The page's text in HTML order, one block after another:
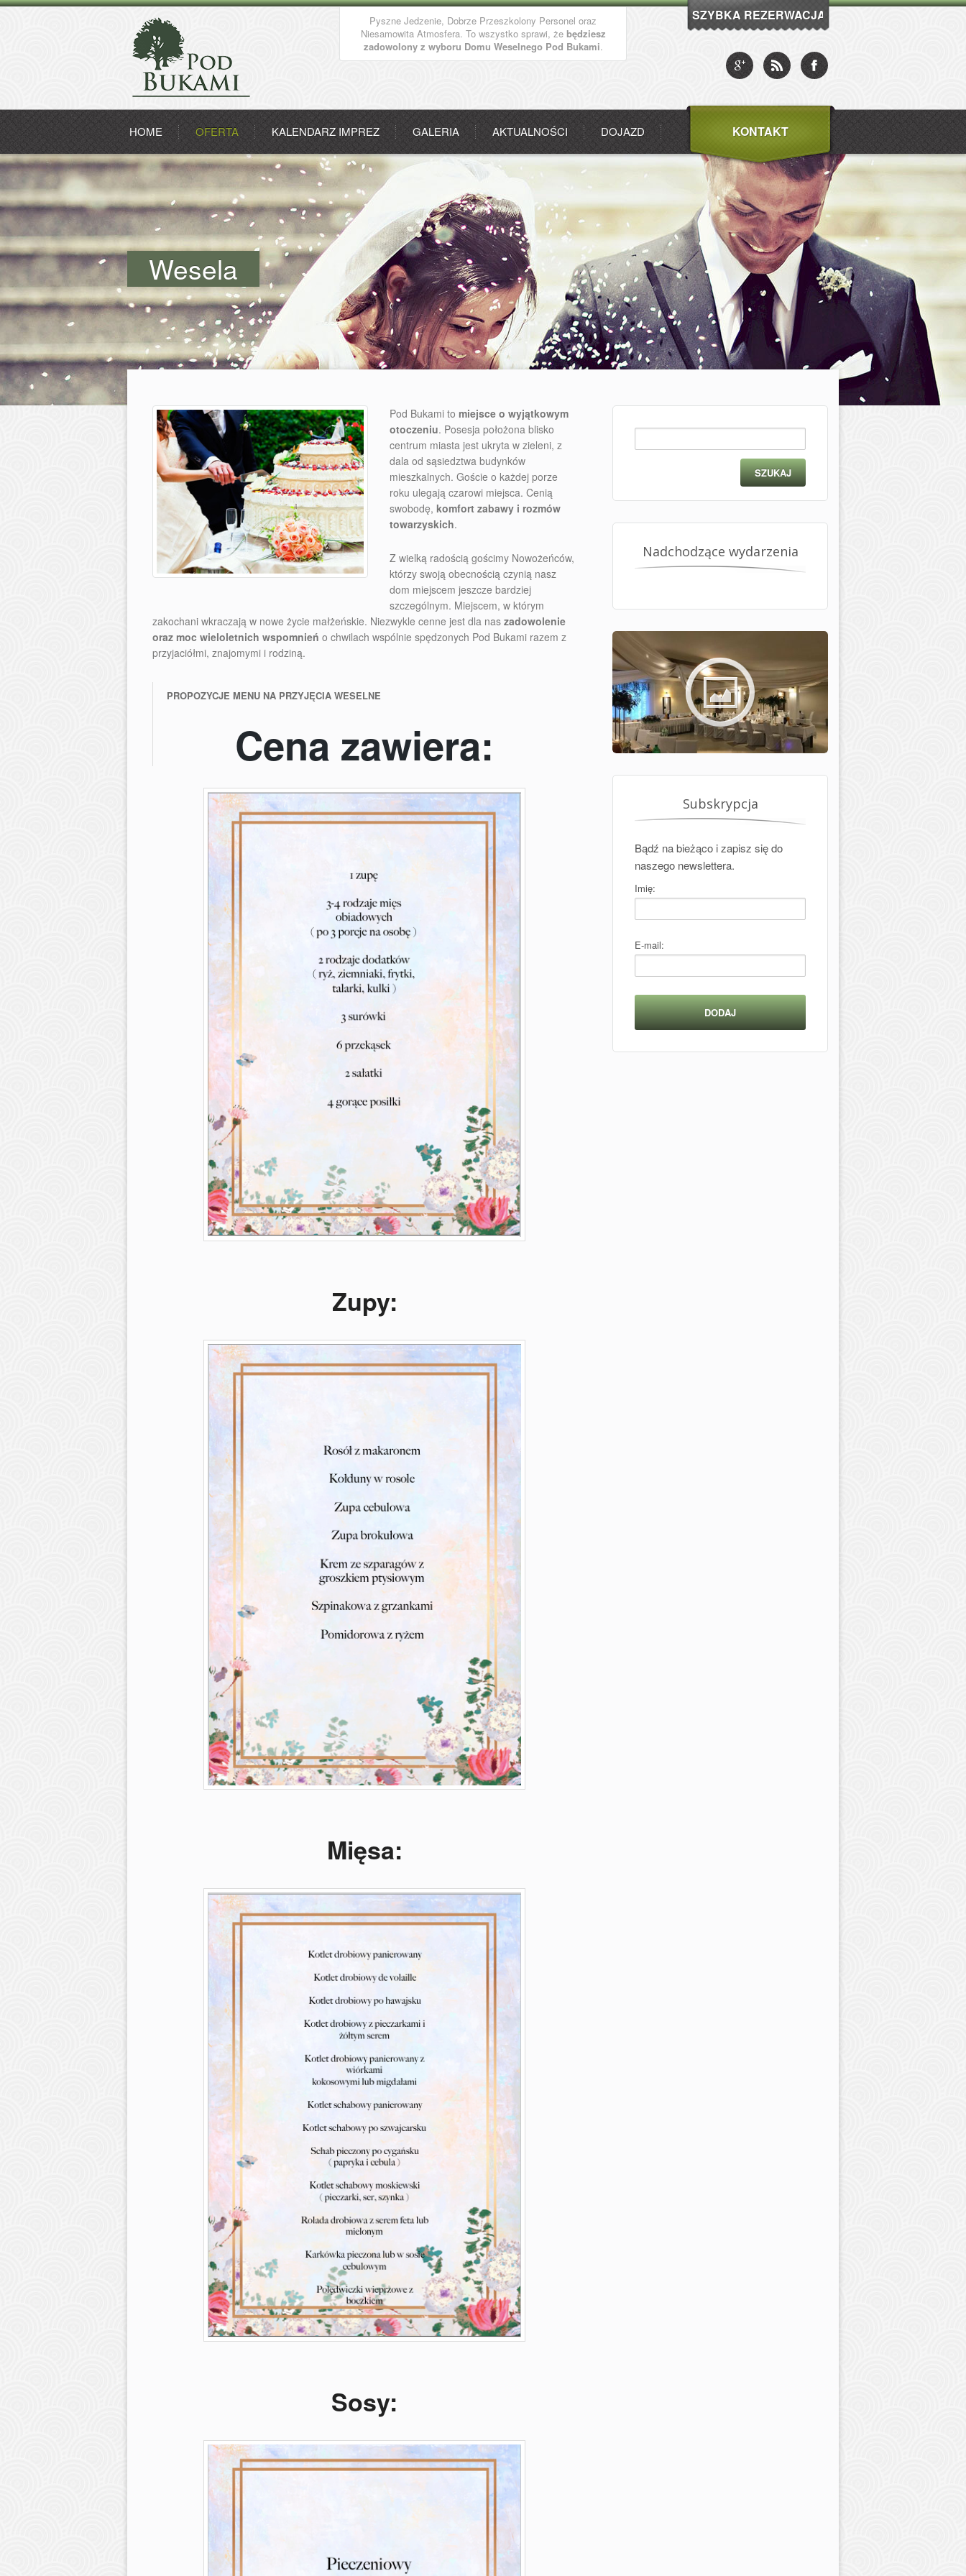
SZYBKA REZERWACJA
Pyszne Jedzenie, Dobrze Przeszkolony Personel oraz
Niesamowita Atmosfera. To wszystko sprawi, że będziesz
zadowolony z wyboru Domu Weselnego Pod Bukami.
HOME OFERTA KALENDARZ IMPREZ GALERIA AKTUALNOŚCI DOJAZD KONTAKT
Wesela
Pod Bukami to miejsce o wyjątkowym
otoczeniu. Posesja położona blisko
centrum miasta jest ukryta w zieleni, z
dala od sąsiedztwa budynków
mieszkalnych. Goście o każdej porze
roku ulegają czarowi miejsca. Cenią
swobodę, komfort zabawy i rozmów
towarzyskich.
Z wielką radością gościmy Nowożeńców,
którzy swoją obecnością czynią nasz
dom miejscem jeszcze bardziej
szczególnym. Miejscem, w którym
zakochani wkraczają w nowe życie małżeńskie. Niezwykle cenne jest dla nas zadowolenie
oraz moc wieloletnich wspomnień o chwilach wspólnie spędzonych Pod Bukami razem z
przyjaciółmi, znajomymi i rodziną.
PROPOZYCJE MENU NA PRZYJĘCIA WESELNE
Cena zawiera:
Zupy:
Mięsa:
Sosy:
Szukaj:
Nadchodzące wydarzenia
Subskrypcja
Bądź na bieżąco i zapisz się do
naszego newslettera.
Imię:
E-mail: